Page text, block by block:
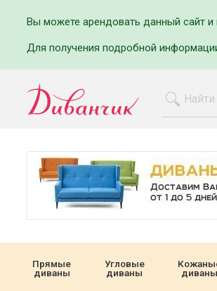
Вы можете арендовать данный сайт и
Для получения подробной
Прямые
диваны
Угловые
диваны
диваны